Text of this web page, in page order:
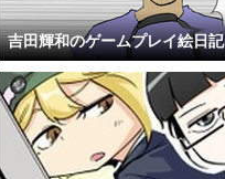
吉田輝和のゲームプレイ絵日記